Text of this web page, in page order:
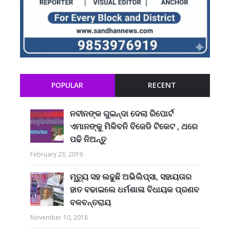
POPULAR RECENT
ନବୀନଙ୍କ ଗୁଇନ୍ଦା ଦେଲା ରିପୋର୍ଟ
ଏମାନଙ୍କୁ ମିଳିବନି ବିଜେଡି ଟିକେଟ , ଥରେ
ପଢି ନିଅନ୍ତୁ
February 23, 2019
ମୃତ୍ୟୁ ସହ ଲଢୁଛି ଅଭିଲିପ୍ସା, ସହାୟତାର
ହାତ ବଢାଇଲେ ଧର୍ମଶାଳା ବିଧାୟକ ପ୍ରଣବ
ବଳବନ୍ତରାୟ
November 10, 2018